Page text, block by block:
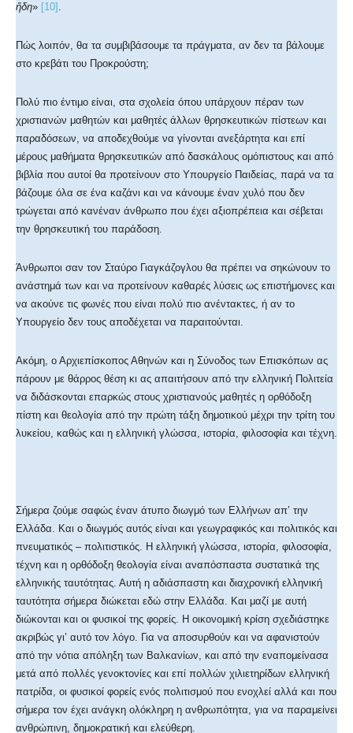
ἤδη» [10] .
Πώς λοιπόν, θα τα συμβιβάσουμε τα πράγματα, αν δεν τα βάλουμε
στο κρεβάτι του Προκρούστη;
Πολύ πιο έντιμο είναι, στα σχολεία όπου υπάρχουν πέραν των
χριστιανών μαθητών και μαθητές άλλων θρησκευτικών πίστεων και
παραδόσεων, να αποδεχθούμε να γίνονται ανεξάρτητα και επί
μέρους μαθήματα θρησκευτικών από δασκάλους ομόπιστους και από
βιβλία που αυτοί θα προτείνουν στο Υπουργείο Παιδείας, παρά να τα
βάζουμε όλα σε ένα καζάνι και να κάνουμε έναν χυλό που δεν
τρώγεται από κανέναν άνθρωπο που έχει αξιοπρέπεια και σέβεται
την θρησκευτική του παράδοση.
Άνθρωποι σαν τον Σταύρο Γιαγκάζογλου θα πρέπει να σηκώνουν το
ανάστημά των και να προτείνουν καθαρές λύσεις ως επιστήμονες και
να ακούνε τις φωνές που είναι πολύ πιο ανέντακτες, ή αν το
Υπουργείο δεν τους αποδέχεται να παραιτούνται.
Ακόμη, ο Αρχιεπίσκοπος Αθηνών και η Σύνοδος των Επισκόπων ας
πάρουν με θάρρος θέση κι ας απαιτήσουν από την ελληνική Πολιτεία
να διδάσκονται επαρκώς στους χριστιανούς μαθητές η ορθόδοξη
πίστη και θεολογία από την πρώτη τάξη δημοτικού μέχρι την τρίτη του
λυκείου, καθώς και η ελληνική γλώσσα, ιστορία, φιλοσοφία και τέχνη.
Σήμερα ζούμε σαφώς έναν άτυπο διωγμό των Ελλήνων απ’ την
Ελλάδα. Και ο διωγμός αυτός είναι και γεωγραφικός και πολιτικός και
πνευματικός – πολιτιστικός. Η ελληνική γλώσσα, ιστορία, φιλοσοφία,
τέχνη και η ορθόδοξη θεολογία είναι αναπόσπαστα συστατικά της
ελληνικής ταυτότητας. Αυτή η αδιάσπαστη και διαχρονική ελληνική
ταυτότητα σήμερα διώκεται εδώ στην Ελλάδα. Και μαζί με αυτή
διώκονται και οι φυσικοί της φορείς. Η οικονομική κρίση σχεδιάστηκε
ακριβώς γι’ αυτό τον λόγο. Για να αποσυρθούν και να αφανιστούν
από την νότια απόληξη των Βαλκανίων, και από την εναπομείνασα
μετά από πολλές γενοκτονίες και επί πολλών χιλιετηρίδων ελληνική
πατρίδα, οι φυσικοί φορείς ενός πολιτισμού που ενοχλεί αλλά και που
σήμερα τον έχει ανάγκη ολόκληρη η ανθρωπότητα, για να παραμείνει
ανθρώπινη, δημοκρατική και ελεύθερη.